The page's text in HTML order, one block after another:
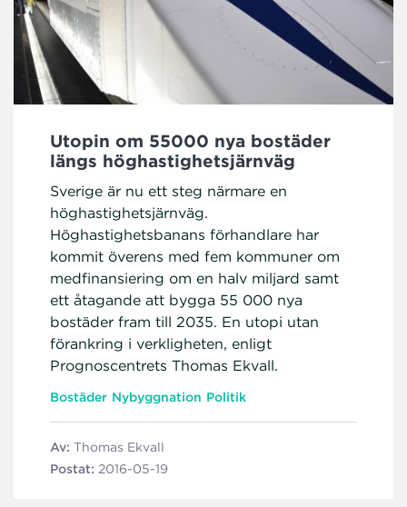
Utopin om 55000 nya bostäder
längs höghastighetsjärnväg
Sverige är nu ett steg närmare en
höghastighetsjärnväg.
Höghastighetsbanans förhandlare har
kommit överens med fem kommuner om
medfinansiering om en halv miljard samt
ett åtagande att bygga 55 000 nya
bostäder fram till 2035. En utopi utan
förankring i verkligheten, enligt
Prognoscentrets Thomas Ekvall.
Bostäder Nybyggnation Politik
Av: Thomas Ekvall
Postat: 2016-05-19